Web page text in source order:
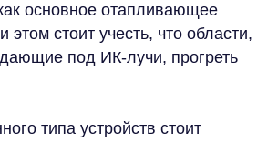
основное отапливающее
этом стоит учесть, что области,
под ИК-лучи, прогреть
типа устройств стоит